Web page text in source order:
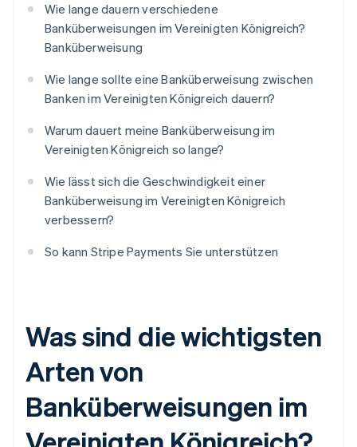
Wie lange dauern verschiedene
Banküberweisungen im Vereinigten Königreich?
Banküberweisung
Wie lange sollte eine Banküberweisung zwischen
Banken im Vereinigten Königreich dauern?
Warum dauert meine Banküberweisung im
Vereinigten Königreich so lange?
Wie lässt sich die Geschwindigkeit einer
Banküberweisung im Vereinigten Königreich
verbessern?
So kann Stripe Payments Sie unterstützen
Was sind die wichtigsten
Arten von
Banküberweisungen im